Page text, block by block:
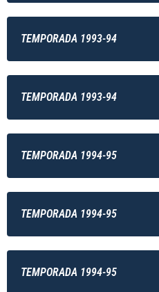
TEMPORADA 1993-94
TEMPORADA 1993-94
TEMPORADA 1994-95
TEMPORADA 1994-95
TEMPORADA 1994-95